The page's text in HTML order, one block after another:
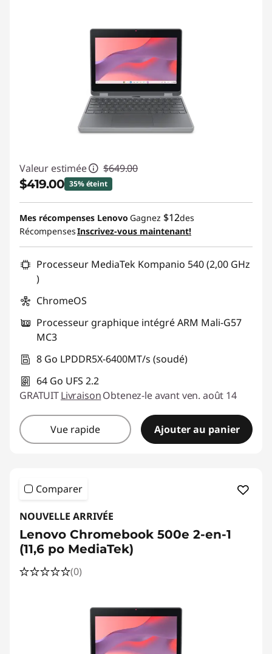
Valeur estimée $649.00
$419.00 35% éteint
Économies instantanées :-$230.00
Promo price: Max 5 units per order
Mes récompenses Lenovo Gagnez $12des
RécompensesInscrivez-vous maintenant!
Processeur MediaTek Kompanio 540 (2,00 GHz
)
ChromeOS
Processeur graphique intégré ARM Mali-G57
MC3
8 Go LPDDR5X-6400MT/s (soudé)
64 Go UFS 2.2
GRATUITLivraisonObtenez-le avant ven. août 14
Vue rapide Ajouter au panier
Comparer
NOUVELLE ARRIVÉE
Lenovo Chromebook 500e 2-en-1
(11,6 po MediaTek)
(0)